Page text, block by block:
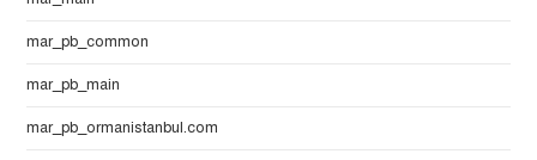
mar_pb_common
mar_pb_main
mar_pb_ormanistanbul.com